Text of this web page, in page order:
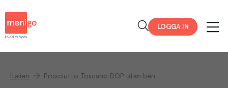
LOGGA IN
Italien Prosciutto Toscano DOP utan ben